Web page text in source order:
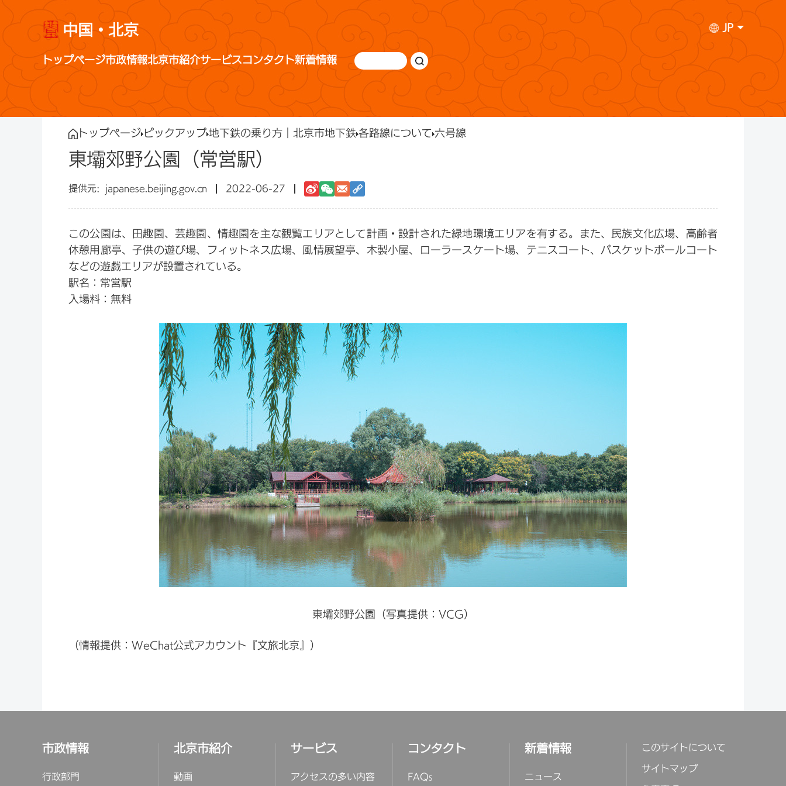
中国・北京 JP
トップページ市政情報北京市紹介サービスコンタクト新着情報
トップページ ピックアップ地下鉄の乗り方｜北京市地下鉄各路線について 六号線
東壩郊野公園（常営駅）
japanese.beijing.gov.cn 2022-06-27
この公園は、田趣園、芸趣園、情趣園を主な観覧エリアとして計画・設計された緑地環境エリアを有する。また、民族文化広場、高齢者
休憩用廊亭、子供の遊び場、フィットネス広場、風情展望亭、木製小屋、ローラースケート場、テニスコート、バスケットボールコート
などの遊戯エリアが設置されている。
駅名：常営駅
入場料：無料
東壩郊野公園（写真提供：VCG）
（情報提供：WeChat公式アカウント『文旅北京』）
市政情報
行政部門
北京市紹介
動画
サービス
アクセスの多い内容
コンタクト
FAQs
新着情報
ニュース
このサイトについて
サイトマップ